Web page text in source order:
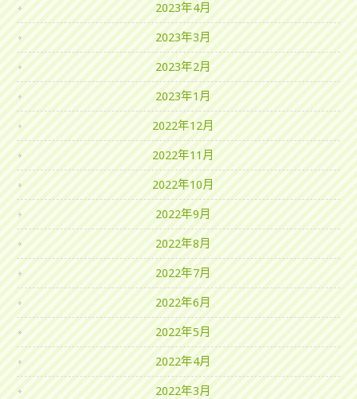
2023年4月
2023年3月
2023年2月
2023年1月
2022年12月
2022年11月
2022年10月
2022年9月
2022年8月
2022年7月
2022年6月
2022年5月
2022年4月
2022年3月